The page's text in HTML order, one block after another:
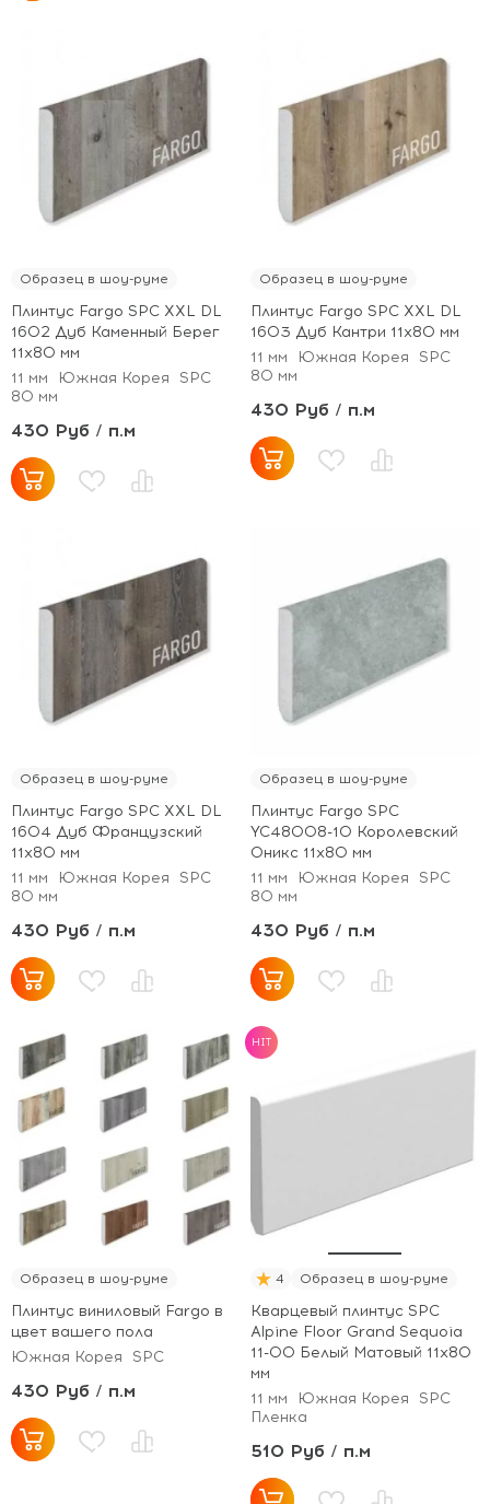
Образец в шоу-руме
Плинтус Fargo SPC XXL DL
1602 Дуб Каменный Берег
11х80 мм
11 мм
Южная Корея
SPC
80 мм
430 Руб / п.м
Образец в шоу-руме
Плинтус Fargo SPC XXL DL
1603 Дуб Кантри 11х80 мм
11 мм
Южная Корея
SPC
80 мм
430 Руб / п.м
Образец в шоу-руме
Плинтус Fargo SPC XXL DL
1604 Дуб Французский
11х80 мм
11 мм
Южная Корея
SPC
80 мм
430 Руб / п.м
Образец в шоу-руме
Плинтус Fargo SPC
YC48008-10 Королевский
Оникс 11х80 мм
11 мм
Южная Корея
SPC
80 мм
430 Руб / п.м
Образец в шоу-руме
Плинтус виниловый Fargo в
цвет вашего пола
Южная Корея
SPC
430 Руб / п.м
HIT
4 Образец в шоу-руме
Кварцевый плинтус SPC
Alpine Floor Grand Sequoia
11-00 Белый Матовый 11х80
мм
11 мм
Южная Корея
SPC
Пленка
510 Руб / п.м